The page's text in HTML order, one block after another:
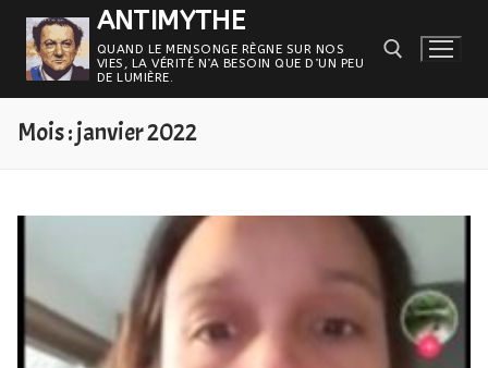
Aller
contenu
ANTIMYTHE
QUAND LE MENSONGE RÈGNE SUR NOS
VIES, LA VÉRITÉ N’A BESOIN QUE D’UN PEU
DE LUMIÈRE.
Mois :janvier 2022